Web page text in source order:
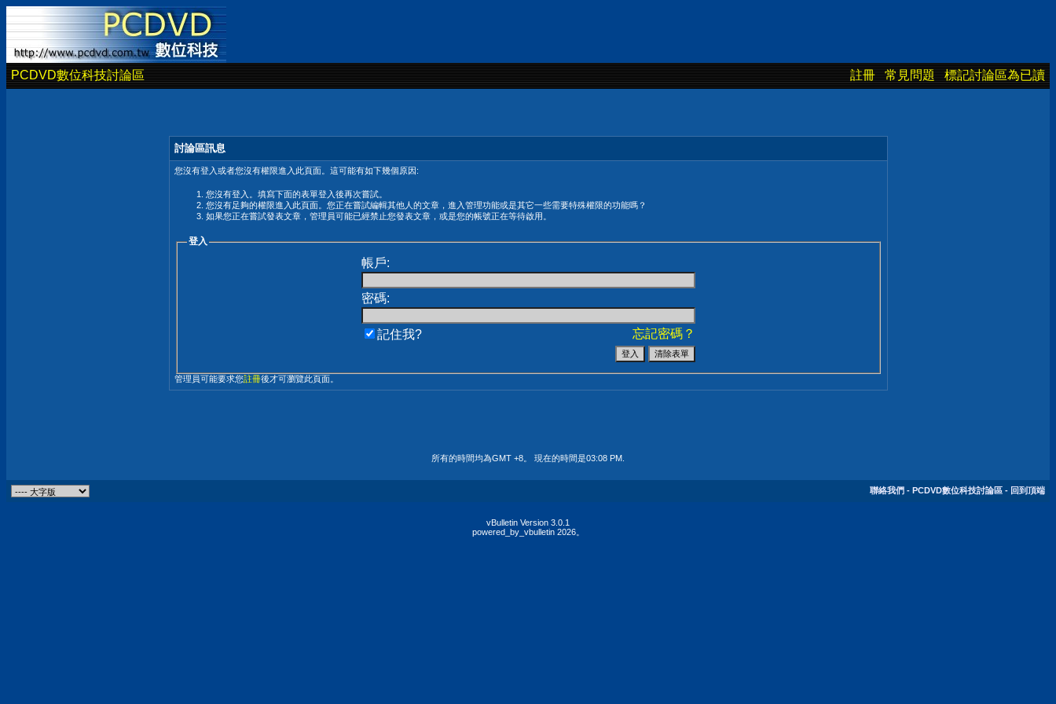
PCDVD數位科技討論區 註冊 常見問題 標記討論區為已讀
討論區訊息
您沒有登入或者您沒有權限進入此頁面。這可能有如下幾個原因:
您沒有登入。填寫下面的表單登入後再次嘗試。
您沒有足夠的權限進入此頁面。您正在嘗試編輯其他人的文章，進入管理功能或是其它一些需要特殊權限的功能嗎？
如果您正在嘗試發表文章，管理員可能已經禁止您發表文章，或是您的帳號正在等待啟用。
登入
帳戶:
密碼:
忘記密碼？
記住我?
管理員可能要求您註冊後才可瀏覽此頁面。
所有的時間均為GMT +8。 現在的時間是03:08 PM
聯絡我們 - PCDVD數位科技討論區 - 回到頂端
vBulletin Version 3.0.1
powered_by_vbulletin 2026。